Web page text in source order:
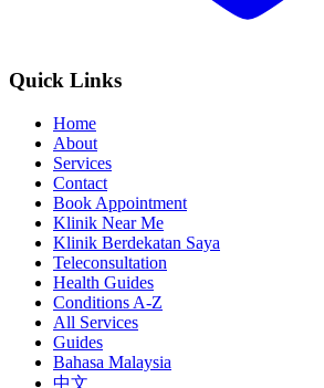
Quick Links
Home
About
Services
Contact
Book Appointment
Klinik Near Me
Klinik Berdekatan Saya
Teleconsultation
Health Guides
Conditions A-Z
All Services
Guides
Bahasa Malaysia
中文